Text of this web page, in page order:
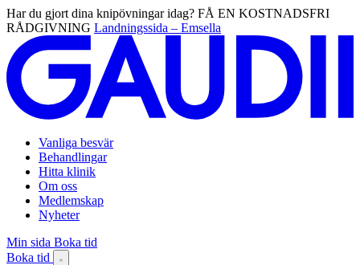
Har du gjort dina knipövningar idag? FÅ EN KOSTNADSFRI
RÅDGIVNING Landningssida – Emsella
Vanliga besvär
Behandlingar
Hitta klinik
Om oss
Medlemskap
Nyheter
Min sida Boka tid
Boka tid